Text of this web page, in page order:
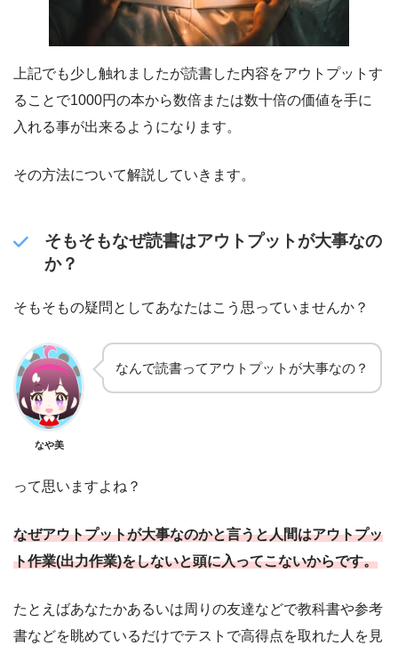
上記でも少し触れましたが読書した内容をアウトプットす
ることで1000円の本から数倍または数十倍の価値を手に
入れる事が出来るようになります。
その方法について解説していきます。
そもそもなぜ読書はアウトプットが大事なの
か？
そもそもの疑問としてあなたはこう思っていませんか？
なや美
なんで読書ってアウトプットが大事なの？
って思いますよね？
なぜアウトプットが大事なのかと言うと人間はアウトプッ
ト作業(出力作業)をしないと頭に入ってこないからです。
たとえばあなたかあるいは周りの友達などで教科書や参考
書などを眺めているだけでテストで高得点を取れた人を見